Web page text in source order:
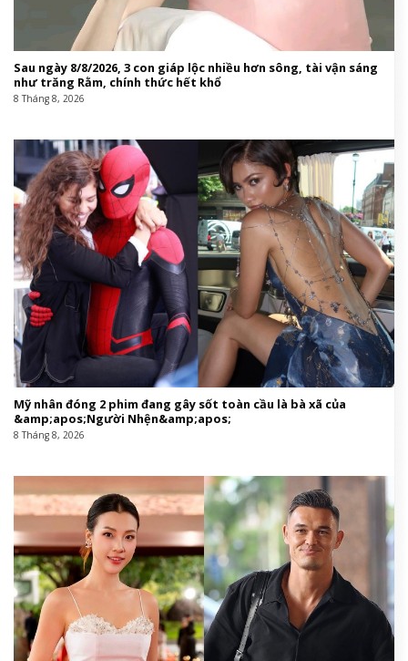
Ảnh: @begforchuran
Chiếc áo khoác dài bằng nhung xanh lục bảo có thiết
kế cổ ve chữ V sâu, kết hợp thắt lưng nhấn eo tạo
thanh thoát, phản ánh tinh thần của những phụ nữ
tân thời đang dần khẳng định vị thế trong xã hội.
Mái tóc đen thẳng, làn da trắng và đôi môi đỏ càng
khiến cho diện mạo thêm sắc sảo. Nhìn chung, trend
coat hay măng tô dài ở thời điểm này giống như lớp
áo giáp, phản chiếu tinh thần tự chủ của người phụ
nữ tân thời.